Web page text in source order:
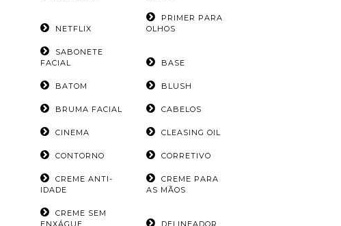
NETFLIX
PRIMER PARA
OLHOS
SABONETE
FACIAL
BASE
BATOM BLUSH
BRUMA FACIAL CABELOS
CINEMA CLEASING OIL
CONTORNO CORRETIVO
CREME ANTI-
IDADE
CREME PARA
AS MÃOS
CREME SEM
ENXÁGUE
DELINEADOR